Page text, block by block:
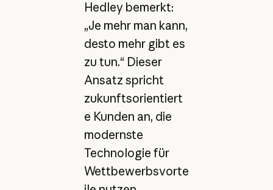
Hedley bemerkt:
„Je mehr man kann,
desto mehr gibt es
zu tun.“ Dieser
Ansatz spricht
zukunftsorientiert
e Kunden an, die
modernste
Technologie für
Wettbewerbsvorte